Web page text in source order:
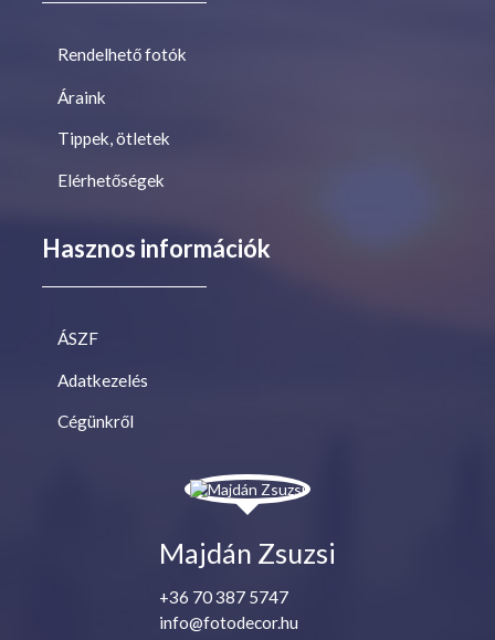
Rendelhető fotók
Áraink
Tippek, ötletek
Elérhetőségek
Hasznos információk
ÁSZF
Adatkezelés
Cégünkről
Majdán Zsuzsi
+36 70 387 5747
info@fotodecor.hu